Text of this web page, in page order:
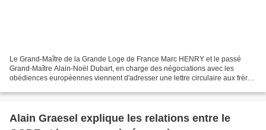
Le Grand-Maître de la Grande Loge de France Marc HENRY et le passé
Grand-Maître Alain-Noël Dubart, en charge des négociations avec les
obédiences européennes viennent d'adresser une lettre circulaire aux frères
Alain Graesel explique les relations entre le